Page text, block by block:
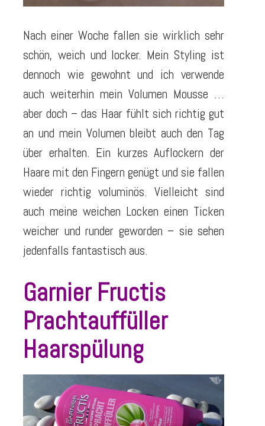
Nach einer Woche fallen sie wirklich sehr
schön, weich und locker. Mein Styling ist
dennoch wie gewohnt und ich verwende
auch weiterhin mein Volumen Mousse …
aber doch – das Haar fühlt sich richtig gut
an und mein Volumen bleibt auch den Tag
über erhalten. Ein kurzes Auflockern der
Haare mit den Fingern genügt und sie fallen
wieder richtig voluminös. Vielleicht sind
auch meine weichen Locken einen Ticken
weicher und runder geworden – sie sehen
jedenfalls fantastisch aus.
Garnier Fructis
Prachtauffüller
Haarspülung